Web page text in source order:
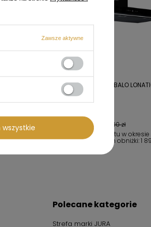
dni
zł
Okap przyścienny GLOBALO
BLACK
Cena regularna: 1 990,00 zł
Najniższa cena produktu w
przed wprowadzeniem obniżki:1
Polecane kategorie
Strefa marki JURA
Zawsze aktywne